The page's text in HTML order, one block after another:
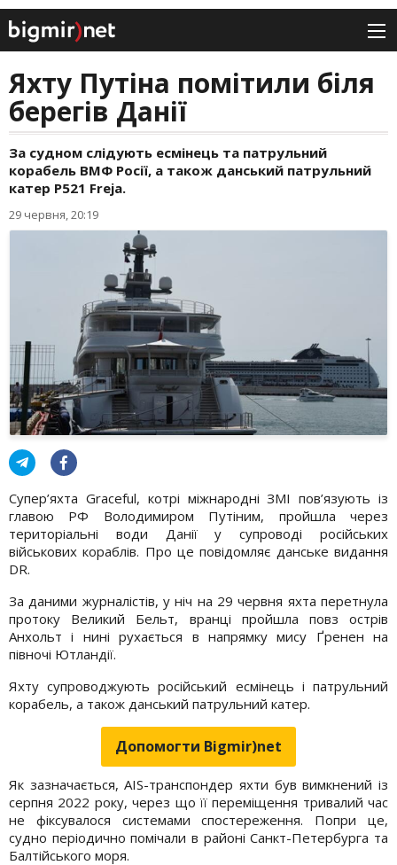
Яхту Путіна помітили біля
берегів Данії
За судном слідують есмінець та патрульний
корабель ВМФ Росії, а також данський патрульний
катер P521 Freja.
29 червня, 20:19
Супер’яхта Graceful, котрі міжнародні ЗМІ пов’язують із
главою РФ Володимиром Путіним, пройшла через
територіальні води Данії у супроводі російських
військових кораблів. Про це повідомляє данське видання
DR.
За даними журналістів, у ніч на 29 червня яхта перетнула
протоку Великий Бельт, вранці пройшла повз острів
Анхольт і нині рухається в напрямку мису Ґренен на
півночі Ютландії.
Яхту супроводжують російський есмінець і патрульний
корабель, а також данський патрульний катер.
Допомогти Bigmir)net
Як зазначається, AIS-транспондер яхти був вимкнений із
серпня 2022 року, через що її переміщення тривалий час
не фіксувалося системами спостереження. Попри це,
судно періодично помічали в районі Санкт-Петербурга та
Балтійського моря.